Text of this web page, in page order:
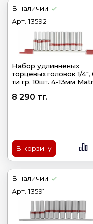
В наличии
Арт.13592
Набор удлинненых
торцевых головок 1/4",
ти гр. 10шт. 4-13мм
8 290 тг.
В корзину
В наличии
Арт.13591